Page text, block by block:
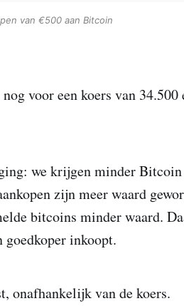
van €500 aan Bitcoin
voor een koers van
we krijgen minder
zijn meer waard
bitcoins minder waard.
goedkoper inkoopt.
onafhankelijk van de koers.